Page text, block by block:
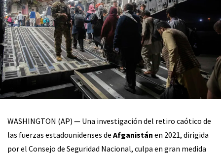
WASHINGTON (AP) — Una investigación del retiro caótico de
las fuerzas estadounidenses de Afganistán en 2021, dirigida
por el Consejo de Seguridad Nacional, culpa en gran medida